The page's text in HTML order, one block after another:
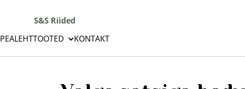
S&S Riided
PEALEHTTOOTED KONTAKT